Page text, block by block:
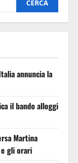
annuncia la
il bando alloggi
Martina
gli orari